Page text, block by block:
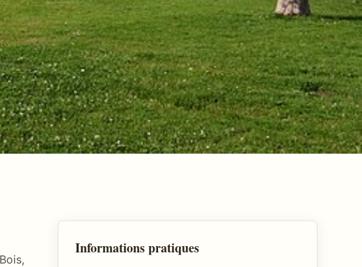
Informations pratiques